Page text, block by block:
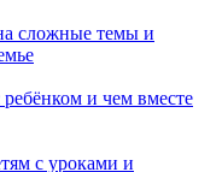
сложные темы и
и чем вместе
с уроками и